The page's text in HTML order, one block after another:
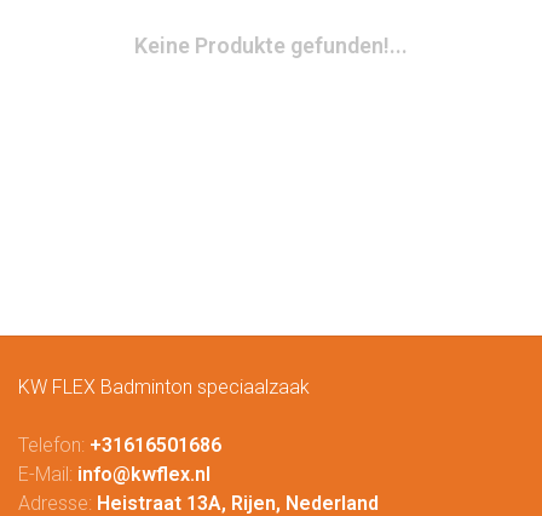
Keine Produkte gefunden!...
KW FLEX Badminton speciaalzaak
Telefon: +31616501686
E-Mail: info@kwflex.nl
Adresse: Heistraat 13A, Rijen, Nederland